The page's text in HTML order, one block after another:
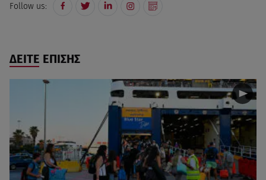
Follow us:
ΔΕΙΤΕ ΕΠΙΣΗΣ